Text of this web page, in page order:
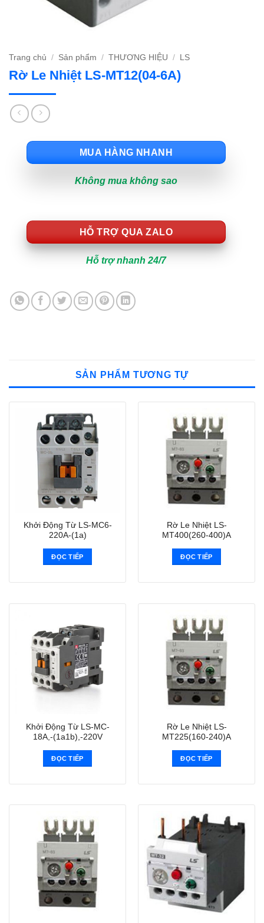
Trang chủ / Sản phẩm / THƯƠNG HIỆU / LS
Rờ Le Nhiệt LS-MT12(04-6A)
MUA HÀNG NHANH
Không mua không sao
HỖ TRỢ QUA ZALO
Hỗ trợ nhanh 24/7
SẢN PHẨM TƯƠNG TỰ
Khởi Động Từ LS-MC6-
220A-(1a)
ĐỌC TIẾP
Rờ Le Nhiệt LS-
MT400(260-400)A
ĐỌC TIẾP
Khởi Động Từ LS-MC-
18A,-(1a1b),-220V
ĐỌC TIẾP
Rờ Le Nhiệt LS-
MT225(160-240)A
ĐỌC TIẾP